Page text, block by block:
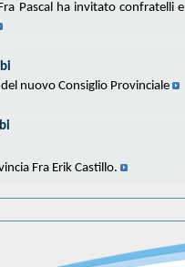
Pascal ha invitato confratelli e
nuovo Consiglio Provinciale
Fra Erik Castillo.